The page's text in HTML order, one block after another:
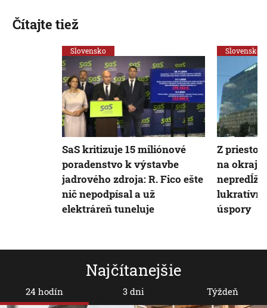
Najčítanejšie
24 hodín 3 dni Týždeň
Čítajte tiež
Slovensko
SaS kritizuje 15 miliónové
poradenstvo k výstavbe
jadrového zdroja: R. Fico ešte
nič nepodpísal a už
elektráreň tuneluje
Slovensko
Z
na okraj
nepredĺži
úspory